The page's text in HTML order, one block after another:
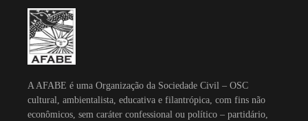
A AFABE é uma Organização da Sociedade Civil – OSC
cultural, ambientalista, educativa e filantrópica, com fins não
econômicos, sem caráter confessional ou político – partidário,